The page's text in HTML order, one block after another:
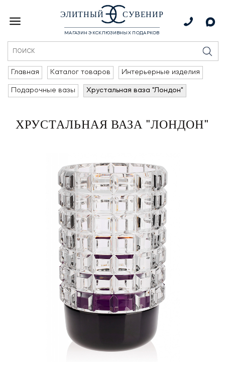
ЭЛИТНЫЙ СУВЕНИР
МАГАЗИН ЭКСКЛЮЗИВНЫХ ПОДАРКОВ
Главная Каталог товаров Интерьерные изделия
Подарочные вазы Хрустальная ваза "Лондон"
ХРУСТАЛЬНАЯ ВАЗА "ЛОНДОН"